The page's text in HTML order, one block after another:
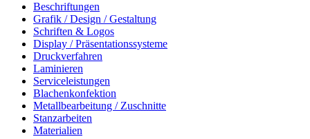
Beschriftungen
Grafik / Design / Gestaltung
Schriften & Logos
Display / Präsentationssysteme
Druckverfahren
Laminieren
Serviceleistungen
Blachenkonfektion
Metallbearbeitung / Zuschnitte
Stanzarbeiten
Materialien